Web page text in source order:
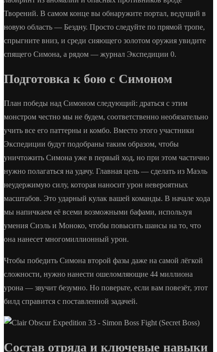
Творений. В самом конце вы обнаружите портал, ведущий в
новую область — Бездну. Просто следуйте по прямой тропе,
спрыгните вниз, и среди сияющего золотом оружия увидите
спящего Симона, а рядом — журнал Экспедиции 0.
Подготовка к бою с Симоном
План победы над Симоном следующий: драться с этим
монстром честно мы не будем, соответственно необязательно
учить все его паттерны и комбо. Вместо этого участники
Экспедиции будут подобраны таким образом, чтобы
уничтожить Симона уже в первый ход, но при этом частично
нужно полагаться на удачу. Главная цель — сделать из Маэль
неудержимую силу, которая наносит урон невероятных
масштабов. Это ударный кулак вашей команды. В начале хода
мы напичкаем её всеми возможными бафами, используя
умения Сиэль и Моноко, чтобы повысить шансы на то, что
она нанесет многомиллионный урон.
Чтобы победить Симона второй фазы даже на самой лёгкой
сложности, нужно нанести ошеломляющие 44 миллиона
урона — звучит безумно. Но поверьте, если вам повезёт, этот
билд справится с поставленной задачей.
Состав отряда и ключевые навыки